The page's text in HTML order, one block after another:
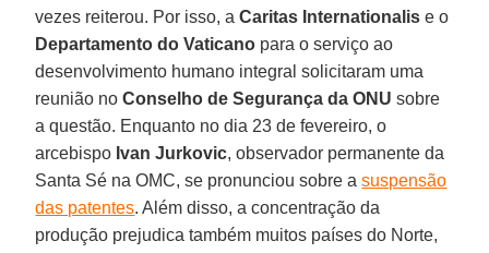
vezes reiterou. Por isso, aCaritas Internationalis e o
Departamento do Vaticano para o serviço ao
desenvolvimento humano integral solicitaram uma
reunião noConselho de Segurança da ONU sobre
a questão. Enquanto no dia 23 de fevereiro, o
arcebispo Ivan Jurkovic, observador permanente da
Santa Sé na OMC, se pronunciou sobre asuspensão
das patentes. Além disso, a concentração da
produção prejudica também muitos países do Norte,